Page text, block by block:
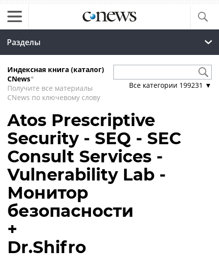
Разделы
Индексная книга (каталог)
CNews*
Получите все материалы
CNews по ключевому слову
Все категории 199231 ▼
Atos Prescriptive
Security - SEQ - SEC
Consult Services -
Vulnerability Lab -
Монитор
безопасности
+
Dr.Shifro